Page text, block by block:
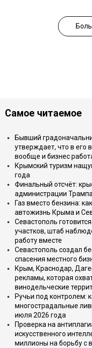
Самое читаемое
Бывший
утверждает, что в его
вообще и бизнес
Крымский туризм
года
Финальный отсчёт:
администрации Трампа
Газ вместо бензина:
автожизнь Крыма и
Севастополь
участков, штаб
работу вместе
Севастополь создал
спасения местного
Крым, Краснодар,
рекламы, которая
винодельческие
Ручьи под контролем:
многострадальные
июля 2026 года
Проверка на
искусственного
миллионы на борьбу с